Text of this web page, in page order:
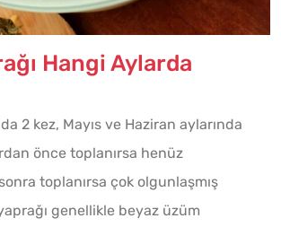
Hangi Aylarda
2 kez, Mayıs ve Haziran aylarında
önce toplanırsa henüz
toplanırsa çok olgunlaşmış
genellikle beyaz üzüm